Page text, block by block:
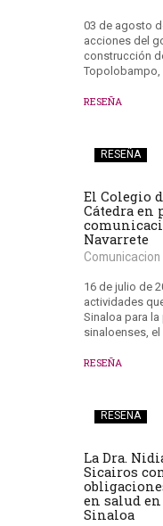
03 de agosto
acciones del
construcción
Topolobampo,
RESEÑA
RESEÑA
El Colegio
Cátedra en
Navarrete
Comunicacion
16 de julio de
actividades
Sinaloa para
sinaloenses,
RESEÑA
RESEÑA
La Dra.
Sicairos
en salud
Sinaloa